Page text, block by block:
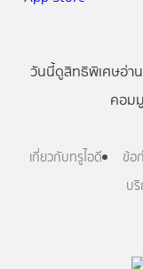
วันนี้ดูสิทธิพิเศษอ่าน
คอม
เกี่ยวกับทรูไอดี ข้อ
บ